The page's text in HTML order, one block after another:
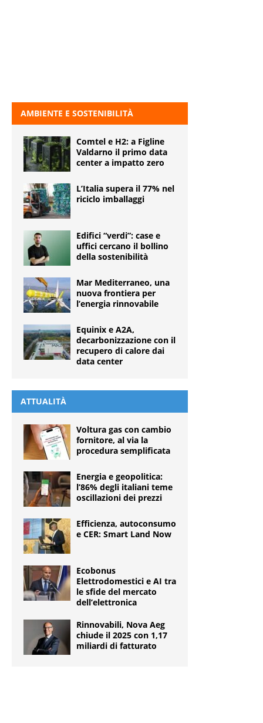
AMBIENTE E SOSTENIBILITÀ
Comtel e H2: a Figline
Valdarno il primo data
center a impatto zero
L’Italia supera il 77% nel
riciclo imballaggi
Edifici “verdi”: case e
uffici cercano il bollino
della sostenibilità
Mar Mediterraneo, una
nuova frontiera per
l’energia rinnovabile
Equinix e A2A,
decarbonizzazione con il
recupero di calore dai
data center
ATTUALITÀ
Voltura gas con cambio
fornitore, al via la
procedura semplificata
Energia e geopolitica:
l’86% degli italiani teme
oscillazioni dei prezzi
Efficienza, autoconsumo
e CER: Smart Land Now
Ecobonus
Elettrodomestici e AI tra
le sfide del mercato
dell’elettronica
Rinnovabili, Nova Aeg
chiude il 2025 con 1,17
miliardi di fatturato